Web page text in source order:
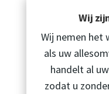
Wij
Wij nemen het
als uw
handelt al
zodat u